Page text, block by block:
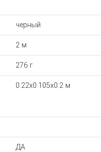
черный
2 м
276 г
0.22x0.105x0.2 м
ДА